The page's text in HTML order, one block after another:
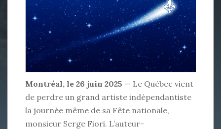
Montréal, le 26 juin 2025 — Le Québec vient
de perdre un grand artiste indépendantiste
la journée même de sa Fête nationale,
monsieur Serge Fiori. L’auteur-